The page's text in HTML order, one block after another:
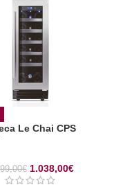
Le Chai CPS
€ 1.038,00€